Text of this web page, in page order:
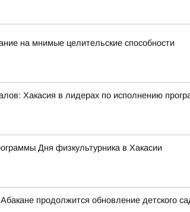
на мнимые целительские способности
Хакасия в лидерах по исполнению
Дня физкультурника в Хакасии
продолжится обновление детского